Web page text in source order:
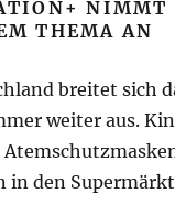
NIMMT
THEMA AN
breitet sich
weiter aus.
in den